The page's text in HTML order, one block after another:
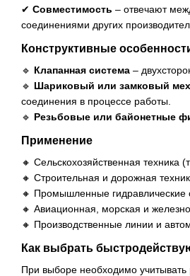
✔ Совместимость – отвечают
соединениями других
Конструктивные
🔹 Клапанная система –
🔹 Шариковый или замковый
соединения в процессе работы.
🔹 Резьбовые или байонетные
Применение
🔸 Сельскохозяйственная техника
🔸 Строительная и дорожная
🔸 Промышленные гидравлические
🔸 Авиационная, морская и
🔸 Производственные линии и
Как выбрать
При выборе необходимо учитывать